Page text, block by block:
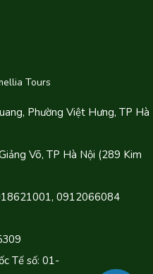
Tours
Phường Việt Hưng, TP Hà
Võ, TP Hà Nội (289 Kim
0912066084
Tế số: 01-